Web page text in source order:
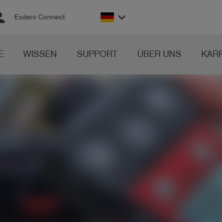
Esders Connect keyboard_arrow_down
WISSEN SUPPORT ÜBER UNS